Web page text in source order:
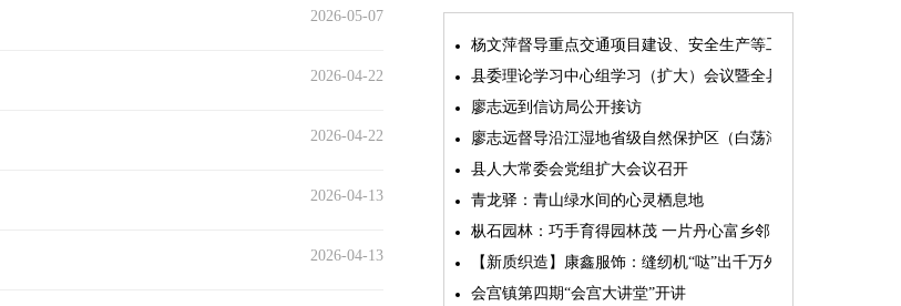
2026-05-07
2026-04-22
2026-04-22
2026-04-13
2026-04-13
杨文萍督导重点交通项目建设、安全生产等工作
县委理论学习中心组学习（扩大）会议暨全县“两为”能力素质
廖志远到信访局公开接访
廖志远督导沿江湿地省级自然保护区（白荡湖片区）问题整改
县人大常委会党组扩大会议召开
青龙驿：青山绿水间的心灵栖息地
枞石园林：巧手育得园林茂 一片丹心富乡邻
【新质织造】康鑫服饰：缝纫机“哒”出千万外贸大生意
会宫镇第四期“会宫大讲堂”开讲